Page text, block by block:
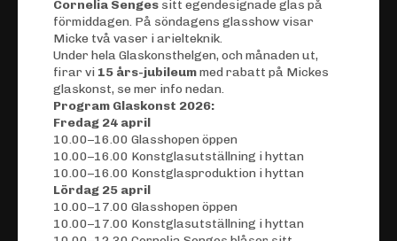
Cornelia Senges sitt egendesignade glas på
förmiddagen. På söndagens glasshow visar
Micke två vaser i arielteknik.
Under hela Glaskonsthelgen, och månaden ut,
firar vi 15 års-jubileummed rabatt på Mickes
glaskonst, se mer info nedan.
Program Glaskonst 2026:
Fredag 24 april
10.00–16.00 Glasshopen öppen
10.00–16.00 Konstglasutställning i hyttan
10.00–16.00 Konstglasproduktion i hyttan
Lördag 25 april
10.00–17.00 Glasshopen öppen
10.00–17.00 Konstglasutställning i hyttan